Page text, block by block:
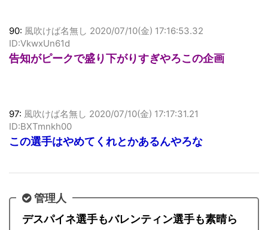
90: 風吹けば名無し 2020/07/10(金) 17:16:53.32
ID:VkwxUn61d
告知がピークで盛り下がりすぎやろこの企画
97: 風吹けば名無し 2020/07/10(金) 17:17:31.21
ID:BXTmnkh00
この選手はやめてくれとかあるんやろな
管理人
デスパイネ選手もバレンティン選手も素晴ら